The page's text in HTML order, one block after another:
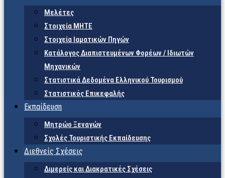
Μελέτες
Στοιχεία ΜΗΤΕ
Στοιχεία Ιαματικών Πηγών
Κατάλογος Διαπιστευμένων Φορέων / Ιδιωτών
Μηχανικών
Στατιστικά Δεδομένα Ελληνικού Τουρισμού
Στατιστικός Επικεφαλής
Εκπαίδευση
Μητρώο Ξεναγών
Σχολές Τουριστικής Εκπαίδευσης
Διεθνείς Σχέσεις
Διμερείς και Διακρατικές Σχέσεις